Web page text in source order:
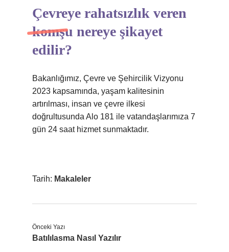
Çevreye rahatsızlık veren
komşu nereye şikayet
edilir?
Bakanlığımız, Çevre ve Şehircilik Vizyonu
2023 kapsamında, yaşam kalitesinin
artırılması, insan ve çevre ilkesi
doğrultusunda Alo 181 ile vatandaşlarımıza 7
gün 24 saat hizmet sunmaktadır.
Tarih: Makaleler
Önceki Yazı
Batılılasma Nasıl Yazılır